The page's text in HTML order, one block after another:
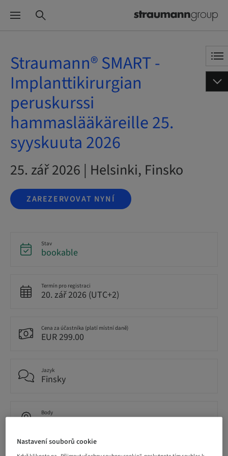
Straumann® SMART -
Implanttikirurgian
peruskurssi
hammaslääkäreille 25.
syyskuuta 2026
25. zář 2026 | Helsinki, Finsko
ZAREZERVOVAT NYNÍ
Stav
bookable
Termín pro registraci
20. zář 2026 (UTC+2)
Cena za účastníka (platí místní daně)
EUR 299.00
Jazyk
Finsky
Body
1.00 Body
Nastavení souborů cookie